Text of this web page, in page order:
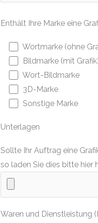
Enthält Ihre Marke eine
Wortmarke (ohne
Bildmarke (mit
Wort-Bildmarke
3D-Marke
Sonstige Marke
Unterlagen
Sollte Ihr Auftrag eine
so laden Sie dies bitte hier
Waren und Dienstleistung